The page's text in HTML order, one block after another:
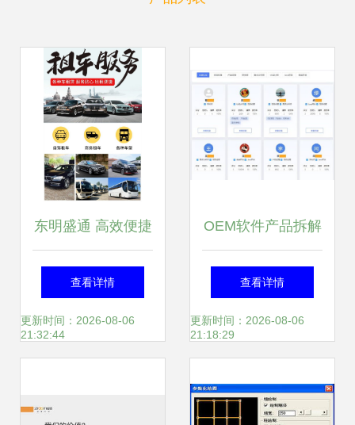
东明盛通 高效便捷
的汽车租赁服务，
预约响应快人一步
查看详情
更新时间：2026-08-06
21:32:44
OEM软件产品拆解
及运营思路全景分
享
查看详情
更新时间：2026-08-06
21:18:29